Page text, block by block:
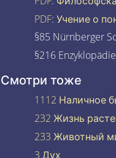
PDF: Учение о
§85 Nürnberger
§216
Смотри тоже
1112 Наличное
232 Жизнь
233 Животный
3 Дух